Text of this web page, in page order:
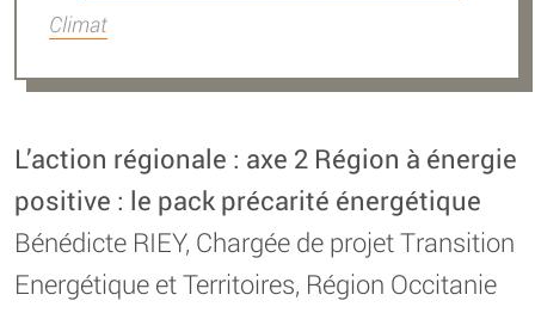
Climat
L’action régionale : axe 2 Région à énergie
positive : le pack précarité énergétique
Bénédicte RIEY, Chargée de projet Transition
Energétique et Territoires, Région Occitanie